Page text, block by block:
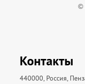
©
Контакты
440000, Россия,